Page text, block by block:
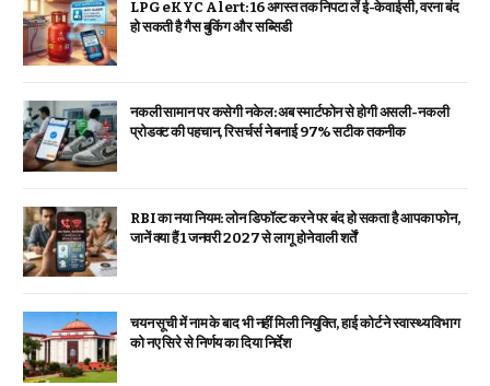
LPG eKYC Alert: 16 अगस्त तक निपटा लें ई-केवाईसी, वरना बंद
हो सकती है गैस बुकिंग और सब्सिडी
नकली सामान पर कसेगी नकेल: अब स्मार्टफोन से होगी असली-नकली
प्रोडक्ट की पहचान, रिसर्चर्स ने बनाई 97% सटीक तकनीक
RBI का नया नियम: लोन डिफॉल्ट करने पर बंद हो सकता है आपका फोन,
जानें क्या हैं 1 जनवरी 2027 से लागू होने वाली शर्तें
चयन सूची में नाम के बाद भी नहीं मिली नियुक्ति, हाई कोर्ट ने स्वास्थ्य विभाग
को नए सिरे से निर्णय का दिया निर्देश